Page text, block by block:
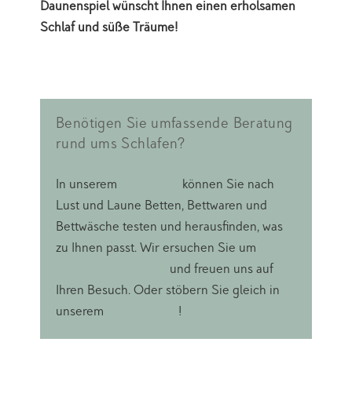
Daunenspiel wünscht Ihnen einen erholsamen
Schlaf und süße Träume!
Benötigen Sie umfassende Beratung
rund ums Schlafen?
In unserem
können Sie nach
Lust und Laune Betten, Bettwaren und
Bettwäsche testen und herausfinden, was
zu Ihnen passt. Wir ersuchen Sie um
und freuen uns auf
Ihren Besuch. Oder stöbern Sie gleich in
unserem
!